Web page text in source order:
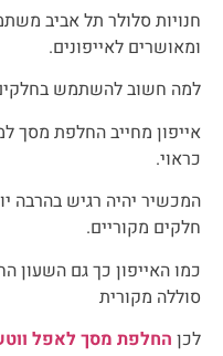
חנויות סלולר תל אביב
ומאושרים לאייפונים.
למה חשוב להשתמש
אייפון מחייב החלפת מסך
כראוי.
המכשיר יהיה רגיש בהרבה
חלקים מקוריים.
כמו האייפון כך גם השעון
סוללה מקורית
לכן החלפת מסך לאפל